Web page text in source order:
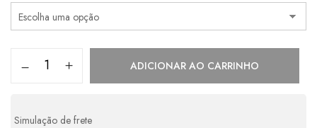
ADICIONAR AO CARRINHO
Simulação de frete